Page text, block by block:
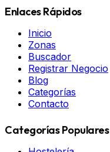
Enlaces Rápidos
Inicio
Zonas
Buscador
Registrar Negocio
Blog
Categorías
Contacto
Categorías Populares